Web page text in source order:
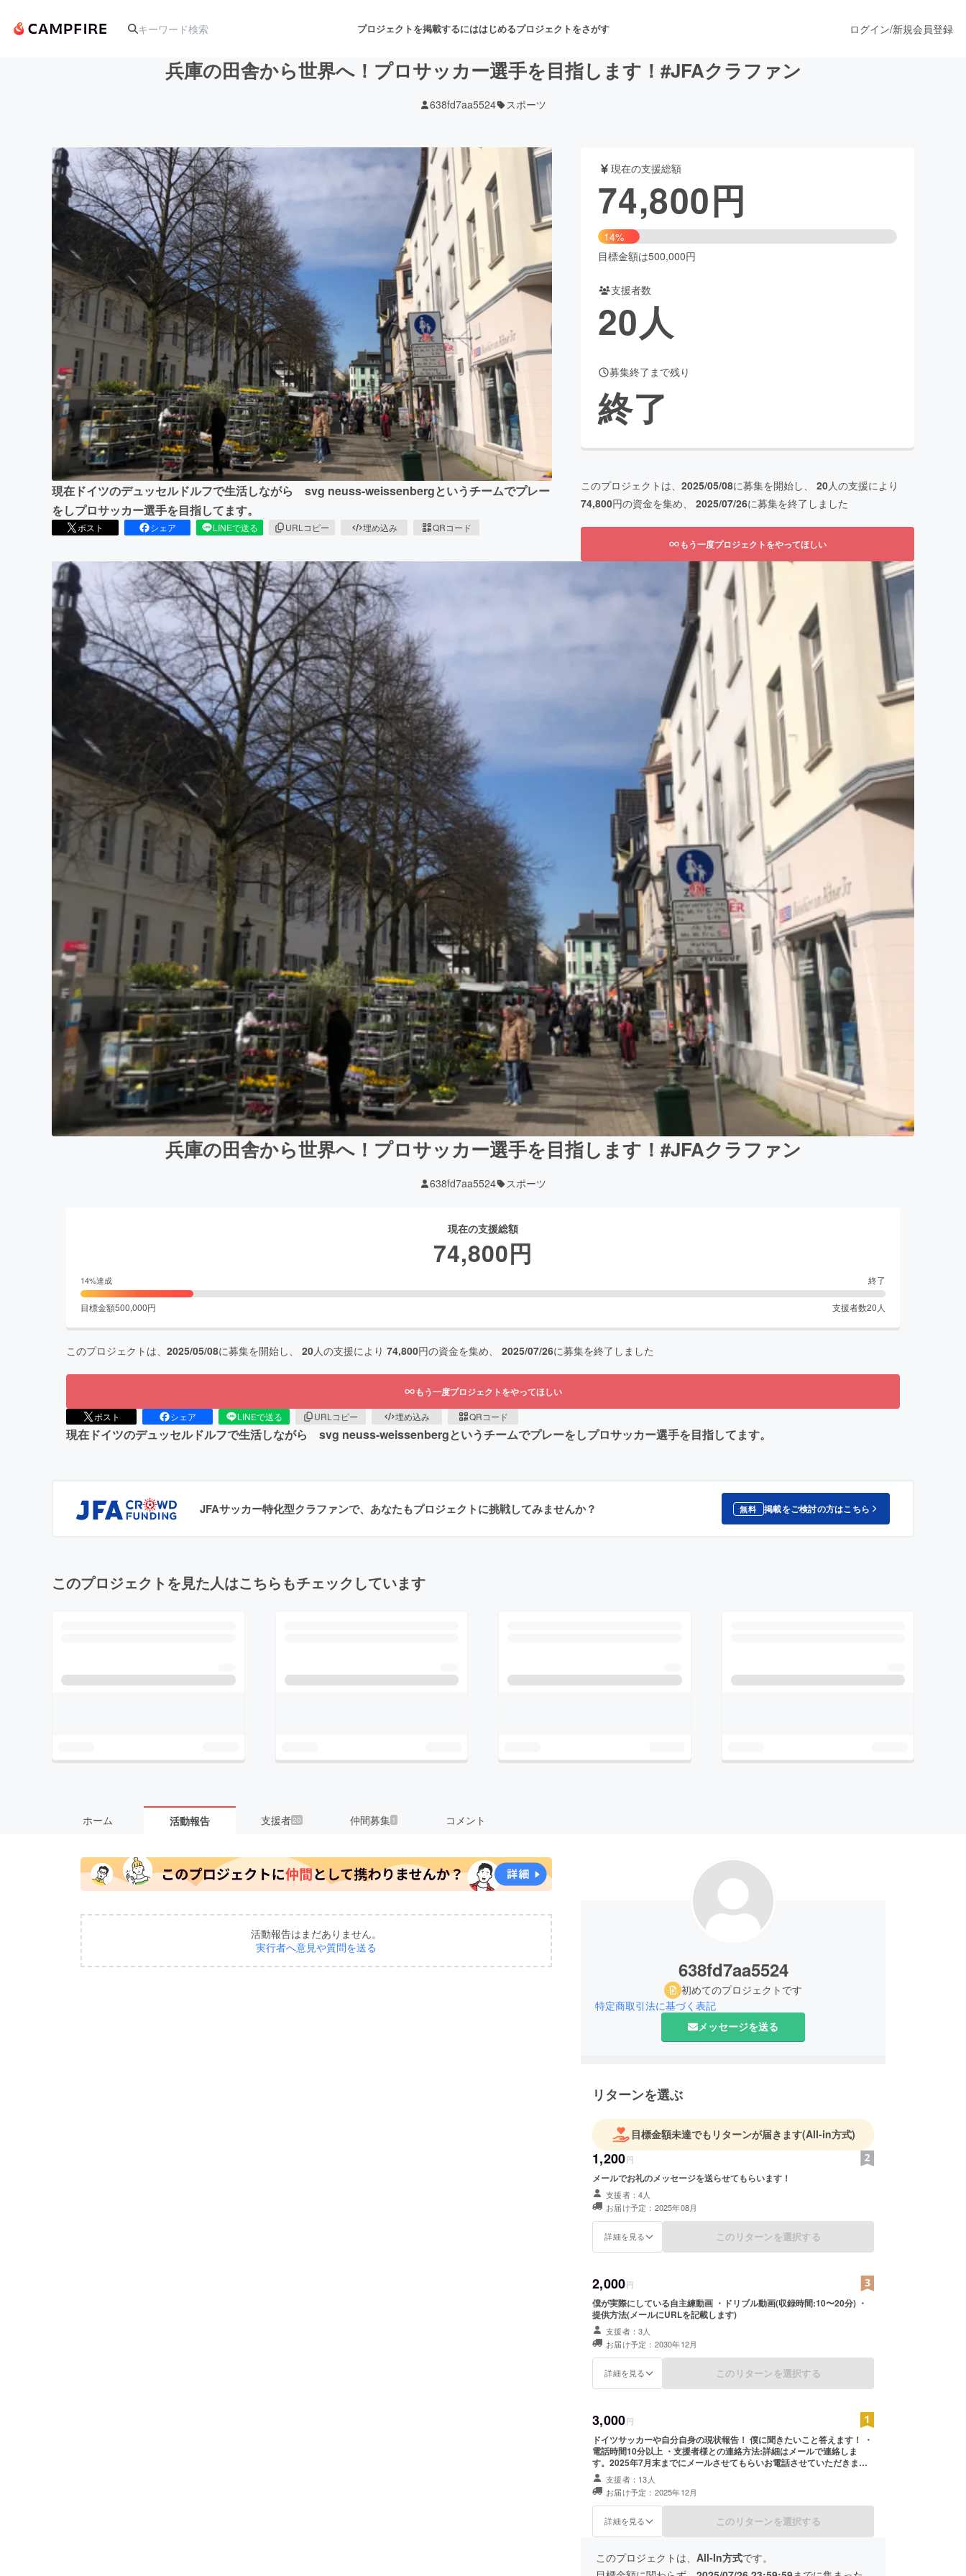
プロジェクトを掲載するにははじめるプロジェクトをさがす
アート・写真 舞台・パフォーマンス
テクノロジー・ガジェット ゲーム・サービス開発 フード・飲食店 ファッション
映像・映画 書籍・雑誌出版
ビジネス・起業 チャレンジ ビューティー・ヘルスケア
まちづくり・地域活性化
CAMPFIRE for Social GoodCAMPFIRE Creation
CAMPFIREふるさと納税machi-ya
ログイン/新規会員登録
兵庫の田舎から世界へ！プロサッカー選手を目指します！#JFAクラファン
638fd7aa5524 スポーツ
現在ドイツのデュッセルドルフで生活しながら svg neuss-weissenbergというチームでプレー
をしプロサッカー選手を目指してます。
ポスト シェア LINEで送る URLコピー 埋め込み QRコード
現在の支援総額
74,800円
14%
目標金額は500,000円
支援者数
20人
募集終了まで残り
終了
このプロジェクトは、 2025/05/08に募集を開始し、 20人の支援により
74,800円の資金を集め、 2025/07/26に募集を終了しました
もう一度プロジェクトをやってほしい
兵庫の田舎から世界へ！プロサッカー選手を目指します！#JFAクラファン
638fd7aa5524 スポーツ
現在の支援総額
74,800円
14%達成 終了
目標金額500,000円 支援者数20 人
このプロジェクトは、 2025/05/08に募集を開始し、 20人の支援により 74,800円の資金を集め、 2025/07/26に募集を終了しました
もう一度プロジェクトをやってほしい
ポスト シェア LINEで送る URLコピー 埋め込み QRコード
現在ドイツのデュッセルドルフで生活しながら svg neuss-weissenbergというチームでプレーをしプロサッカー選手を目指してます。
JFAサッカー特化型クラファンで、あなたもプロジェクトに挑戦してみませんか？ 無料 掲載をご検討の方はこちら
このプロジェクトを見た人はこちらもチェックしています
ホーム 活動報告 支援者20 仲間募集 1 コメント
活動報告はまだありません。
実行者へ意見や質問を送る
638fd7aa5524
初めてのプロジェクトです
特定商取引法に基づく表記
メッセージを送る
リターンを選ぶ
目標金額未達でもリターンが届きます(All-in方式)
1,200円
メールでお礼のメッセージを送らせてもらいます！
支援者：4人
お届け予定：2025年08月
詳細を見る このリターンを選択する
2,000円
僕が実際にしている自主練動画 ・ドリブル動画(収録時間:10〜20分) ・
提供方法(メールにURLを記載します)
支援者：3人
お届け予定：2030年12月
詳細を見る このリターンを選択する
3,000円
ドイツサッカーや自分自身の現状報告！ 僕に聞きたいこと答えます！ ・
電話時間10分以上 ・支援者様との連絡方法:詳細はメールで連絡しま
す。2025年7月末までにメールさせてもらいお電話させていただきま
す。支援者：13人
お届け予定：2025年12月
詳細を見る このリターンを選択する
このプロジェクトは、 All-In方式です。